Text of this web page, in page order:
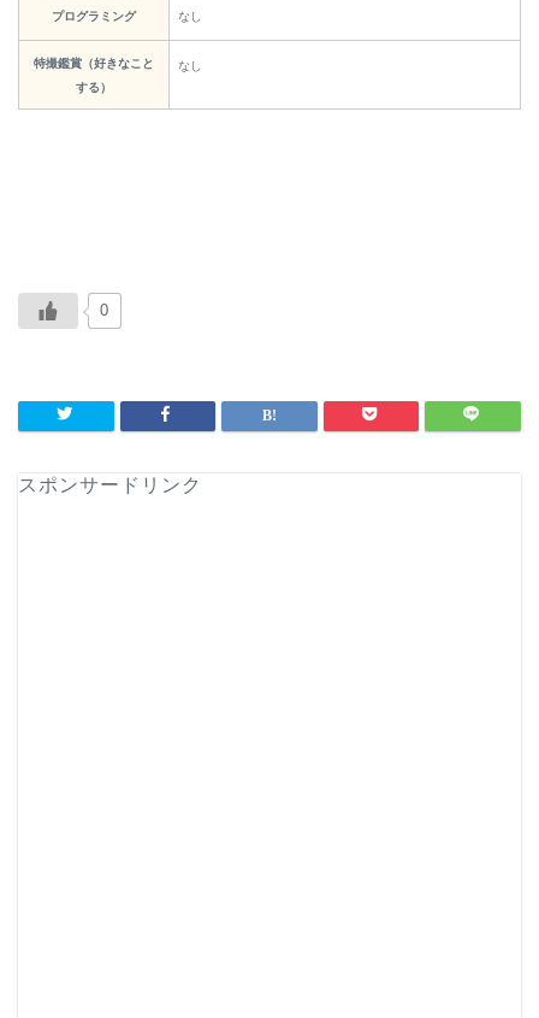
プログラミング なし
特撮鑑賞（好きなこと
する）
なし
0
スポンサードリンク